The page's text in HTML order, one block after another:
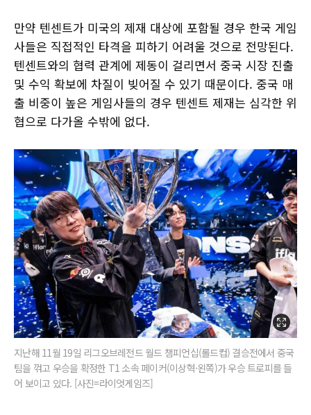
만약 텐센트가 미국의 제재 대상에 포함될 경우 한국 게임
사들은 직접적인 타격을 피하기 어려울 것으로 전망된다.
텐센트와의 협력 관계에 제동이 걸리면서 중국 시장 진출
및 수익 확보에 차질이 빚어질 수 있기 때문이다. 중국 매
출 비중이 높은 게임사들의 경우 텐센트 제재는 심각한 위
협으로 다가올 수밖에 없다.
지난해 11월 19일 리그오브레전드 월드 챔피언십(롤드컵) 결승전에서 중국
팀을 꺾고 우승을 확정한 T1 소속 페이커(이상혁·왼쪽)가 우승 트로피를 들
어 보이고 있다. [사진=라이엇게임즈]